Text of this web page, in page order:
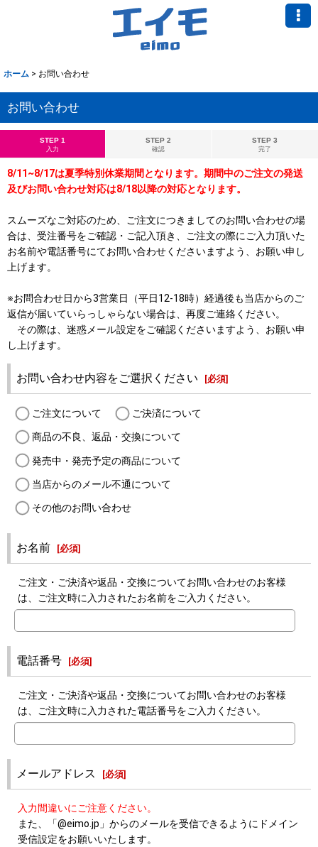
ホーム > お問い合わせ
お問い合わせ
STEP 1
入力
STEP 2
確認
STEP 3
完了
8/11~8/17は夏季特別休業期間となります。期間中のご注文の発送
及びお問い合わせ対応は8/18以降の対応となります。
スムーズなご対応のため、ご注文につきましてのお問い合わせの場
合は、受注番号をご確認・ご記入頂き、ご注文の際にご入力頂いた
お名前や電話番号にてお問い合わせくださいますよう、お願い申し
上げます。
※お問合わせ日から3営業日（平日12-18時）経過後も当店からのご
返信が届いていらっしゃらない場合は、再度ご連絡ください。
その際は、迷惑メール設定をご確認くださいますよう、お願い申
し上げます。
お問い合わせ内容をご選択ください [必須]
ご注文について ご決済について
商品の不良、返品・交換について
発売中・発売予定の商品について
当店からのメール不通について
その他のお問い合わせ
お名前 [必須]
ご注文・ご決済や返品・交換についてお問い合わせのお客様
は、ご注文時に入力されたお名前をご入力ください。
電話番号 [必須]
ご注文・ご決済や返品・交換についてお問い合わせのお客様
は、ご注文時に入力された電話番号をご入力ください。
メールアドレス [必須]
入力間違いにご注意ください。
また、「@eimo.jp」からのメールを受信できるようにドメイン
受信設定をお願いいたします。